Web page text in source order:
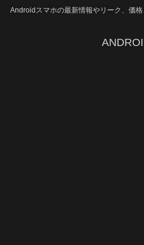
Androidスマホの最新情報やリーク、価